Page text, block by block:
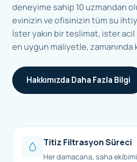
deneyime sahip 10 uzmandan
evinizin ve ofisinizin tüm su
İster yakın bir teslimat, ister
en uygun maliyetle, zamanında
Hakkımızda Daha Fazla Bilgi
Titiz Filtrasyon Süreci
Her damacana, saha